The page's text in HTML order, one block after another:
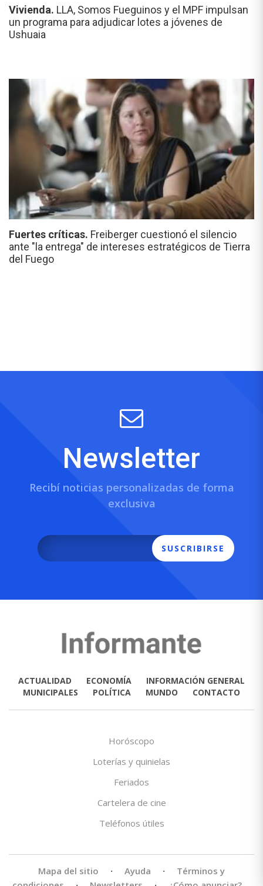
Vivienda. LLA, Somos Fueguinos y el MPF impulsan
un programa para adjudicar lotes a jóvenes de
Ushuaia
Fuertes críticas. Freiberger cuestionó el silencio
ante "la entrega" de intereses estratégicos de Tierra
del Fuego
Newsletter
Recibí noticias personalizadas de forma
exclusiva
SUSCRIBIRSE
ACTUALIDAD ECONOMÍA
INFORMACIÓN GENERAL
MUNICIPALES
POLÍTICA MUNDO CONTACTO
Horóscopo
Loterías y quinielas
Feriados
Cartelera de cine
Teléfonos útiles
Mapa del sitio · Ayuda ·
Términos y